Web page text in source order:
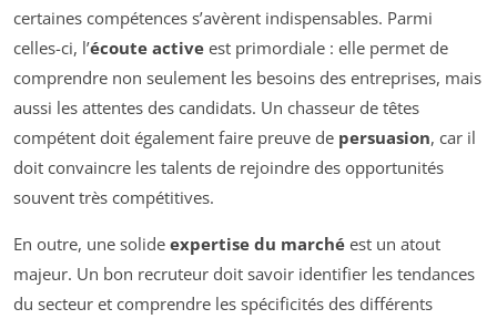
certaines compétences s’avèrent indispensables. Parmi
celles-ci, l’écoute active est primordiale : elle permet de
comprendre non seulement les besoins des entreprises, mais
aussi les attentes des candidats. Un chasseur de têtes
compétent doit également faire preuve de persuasion, car il
doit convaincre les talents de rejoindre des opportunités
souvent très compétitives.
En outre, une solide expertise du marché est un atout
majeur. Un bon recruteur doit savoir identifier les tendances
du secteur et comprendre les spécificités des différents